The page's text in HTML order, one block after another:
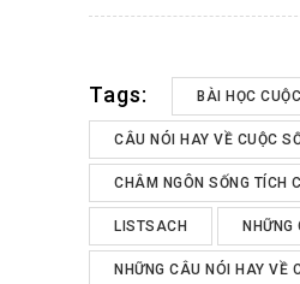
Tags: BÀI HỌC
CÂU NÓI HAY VỀ CUỘC
CHÂM NGÔN SỐNG TÍCH
LISTSACH NHỮNG
NHỮNG CÂU NÓI HAY VỀ